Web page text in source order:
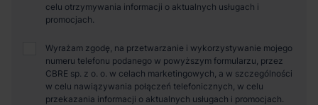
celu otrzymywania informacji o aktualnych usługach i
promocjach.
Wyrażam zgodę, na przetwarzanie i wykorzystywanie mojego
numeru telefonu podanego w powyższym formularzu, przez
CBRE sp. z o. o. w celach marketingowych, a w szczególności
w celu nawiązywania połączeń telefonicznych, w celu
przekazania informacji o aktualnych usługach i promocjach.